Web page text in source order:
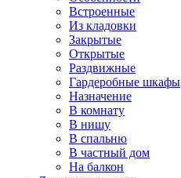
Встроенные
Из кладовки
Закрытые
Открытые
Раздвижные
Гардеробные шкафы
Назначение
В комнату
В нишу
В спальню
В частный дом
На балкон